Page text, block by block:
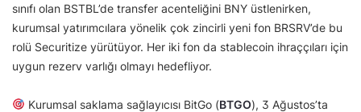
sınıfı olan BSTBL’de transfer acenteliğini BNY üstlenirken,
kurumsal yatırımcılara yönelik çok zincirli yeni fon BRSRV’de bu
rolü Securitize yürütüyor. Her iki fon da stablecoin ihraççıları için
uygun rezerv varlığı olmayı hedefliyor.
Kurumsal saklama sağlayıcısı BitGo (BTGO), 3 Ağustos’ta